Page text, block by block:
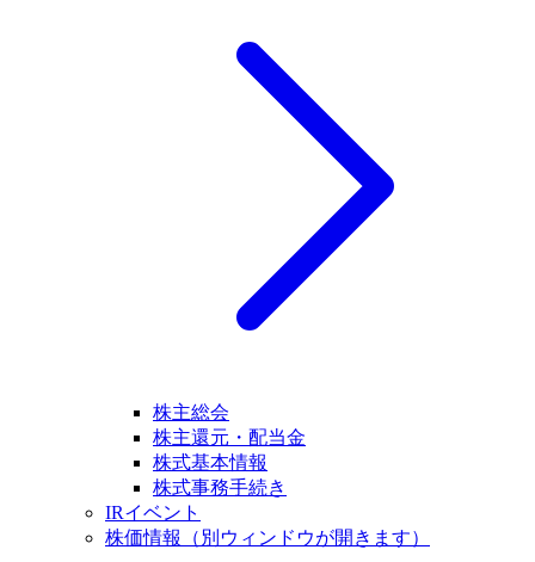
株主総会
株主還元・配当金
株式基本情報
株式事務手続き
IRイベント
株価情報
（別ウィンドウが開きます）